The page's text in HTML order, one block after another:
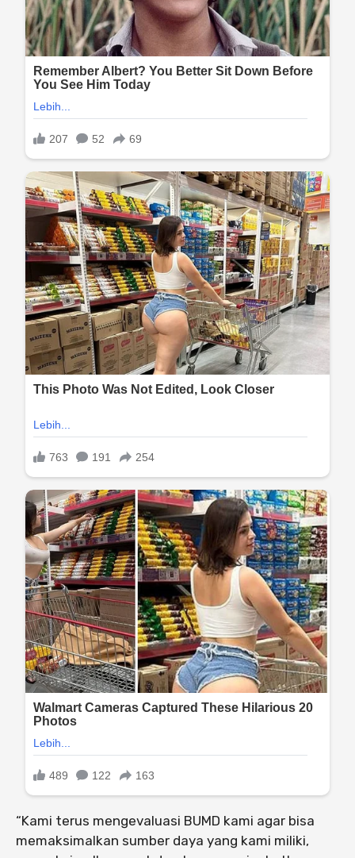
“Kami terus mengevaluasi BUMD kami agar bisa
memaksimalkan sumber daya yang kami miliki,